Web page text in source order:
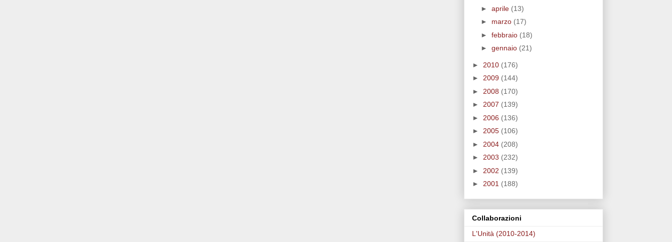
► aprile (13)
► marzo (17)
► febbraio (18)
► gennaio (21)
► 2010 (176)
► 2009 (144)
► 2008 (170)
► 2007 (139)
► 2006 (136)
► 2005 (106)
► 2004 (208)
► 2003 (232)
► 2002 (139)
► 2001 (188)
Collaborazioni
L'Unità (2010-2014)